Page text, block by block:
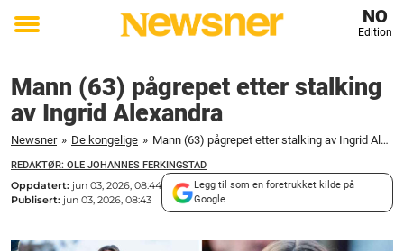
Toggle
NO
Edition
Mann (63) pågrepet etter stalking
av Ingrid Alexandra
Newsner » De kongelige » Mann (63) pågrepet etter stalking av Ingrid Alexandra
REDAKTØR: OLE JOHANNES FERKINGSTAD
Oppdatert: jun 03, 2026, 08:44
Publisert: jun 03, 2026, 08:43
Legg til som en foretrukket kilde på
Google